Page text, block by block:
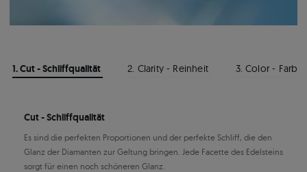
1. Cut - Schliffqualität 2. Clarity - Reinheit 3. Color - Farbe
Cut - Schliffqualität
Es sind die perfekten Proportionen und der perfekte Schliff, die den
Glanz der Diamanten zur Geltung bringen. Jede Facette des Edelsteins
sorgt für einen noch schöneren Glanz.